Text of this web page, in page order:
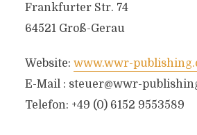
Frankfurter Str. 74
64521 Groß-Gerau
Website: www.wwr-
E-Mail : steuer@wwr-
Telefon: +49 (0) 6152 9553589